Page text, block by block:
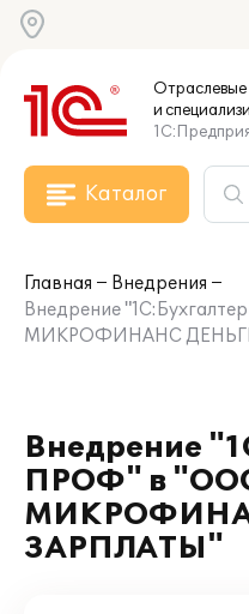
Отраслевые
и
Каталог
Главная
Внедрения
Внедрение
МИКРОФИНАНС
Внедрение
ПРОФ" в
ЗАРПЛАТЫ"